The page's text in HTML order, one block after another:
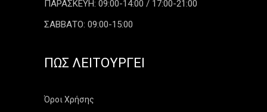
ΠΑΡΑΣΚΕΥΗ: 09:00-14:00 / 17:00-21:00
ΣΑΒΒΑΤΟ: 09:00-15:00
ΠΏΣ ΛΕΙΤΟΥΡΓΕΊ
Όροι Χρήσης